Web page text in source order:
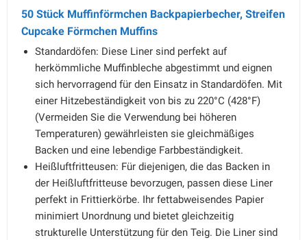
50 Stück Muffinförmchen Backpapierbecher, Streifen
Cupcake Förmchen Muffins
Standardöfen: Diese Liner sind perfekt auf
herkömmliche Muffinbleche abgestimmt und eignen
sich hervorragend für den Einsatz in Standardöfen. Mit
einer Hitzebeständigkeit von bis zu 220°C (428°F)
(Vermeiden Sie die Verwendung bei höheren
Temperaturen) gewährleisten sie gleichmäßiges
Backen und eine lebendige Farbbeständigkeit.
Heißluftfritteusen: Für diejenigen, die das Backen in
der Heißluftfritteuse bevorzugen, passen diese Liner
perfekt in Frittierkörbe. Ihr fettabweisendes Papier
minimiert Unordnung und bietet gleichzeitig
strukturelle Unterstützung für den Teig. Die Liner sind